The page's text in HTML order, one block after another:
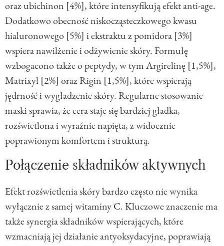
oraz ubichinon [4%], które intensyfikują efekt anti-age.
Dodatkowo obecność niskocząsteczkowego kwasu
hialuronowego [5%] i ekstraktu z pomidora [3%]
wspiera nawilżenie i odżywienie skóry. Formułę
wzbogacono także o peptydy, w tym Argirelinę [1,5%],
Matrixyl [2%] oraz Rigin [1,5%], które wspierają
jędrność i wygładzenie skóry. Regularne stosowanie
maski sprawia, że cera staje się bardziej gładka,
rozświetlona i wyraźnie napięta, z widocznie
poprawionym komfortem i strukturą.
Połączenie składników aktywnych
Efekt rozświetlenia skóry bardzo często nie wynika
wyłącznie z samej witaminy C. Kluczowe znaczenie ma
także synergia składników wspierających, które
wzmacniają jej działanie antyoksydacyjne, poprawiają